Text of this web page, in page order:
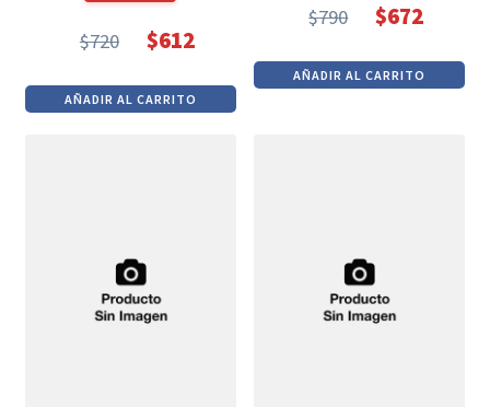
$720
precio
original
$612
precio
actual
AÑADIR AL CARRITO
$790
precio
original
$672
precio
actual
AÑADIR AL CARRITO